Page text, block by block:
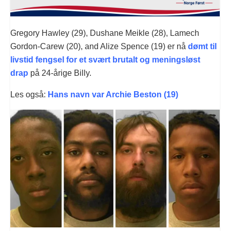
Gregory Hawley (29), Dushane Meikle (28), Lamech
Gordon-Carew (20), and Alize Spence (19) er nå dømt til
livstid fengsel for et svært brutalt og meningsløst
drap på 24-årige Billy.
Les også: Hans navn var Archie Beston (19)